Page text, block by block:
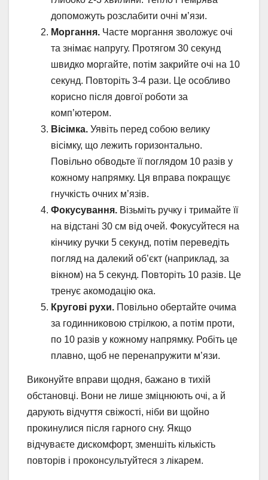
допоможуть розслабити очні м’язи.
Моргання. Часте моргання зволожує очі
та знімає напругу. Протягом 30 секунд
швидко моргайте, потім закрийте очі на 10
секунд. Повторіть 3-4 рази. Це особливо
корисно після довгої роботи за
комп’ютером.
Вісімка. Уявіть перед собою велику
вісімку, що лежить горизонтально.
Повільно обводьте її поглядом 10 разів у
кожному напрямку. Ця вправа покращує
гнучкість очних м’язів.
Фокусування. Візьміть ручку і тримайте її
на відстані 30 см від очей. Фокусуйтеся на
кінчику ручки 5 секунд, потім переведіть
погляд на далекий об’єкт (наприклад, за
вікном) на 5 секунд. Повторіть 10 разів. Це
тренує акомодацію ока.
Кругові рухи. Повільно обертайте очима
за годинниковою стрілкою, а потім проти,
по 10 разів у кожному напрямку. Робіть це
плавно, щоб не перенапружити м’язи.
Виконуйте вправи щодня, бажано в тихій
обстановці. Вони не лише зміцнюють очі, а й
дарують відчуття свіжості, ніби ви щойно
прокинулися після гарного сну. Якщо
відчуваєте дискомфорт, зменшіть кількість
повторів і проконсультуйтеся з лікарем.